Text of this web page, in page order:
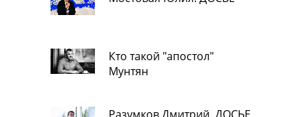
Кто такой "апостол"
Мунтян